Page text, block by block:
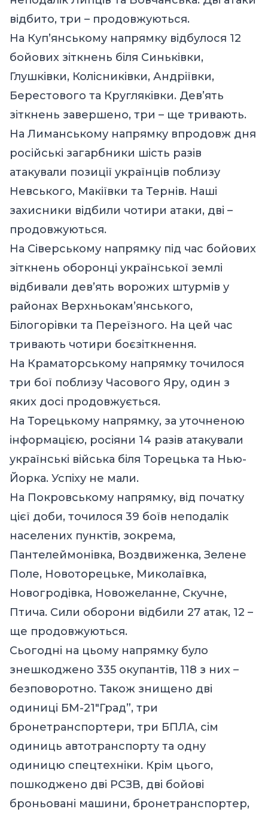
відбито, три – продовжуються.
На Куп’янському напрямку відбулося 12
бойових зіткнень біля Синьківки,
Глушківки, Колісниківки, Андріївки,
Берестового та Кругляківки. Дев’ять
зіткнень завершено, три – ще тривають.
На Лиманському напрямку впродовж дня
російські загарбники шість разів
атакували позиції українців поблизу
Невського, Макіївки та Тернів. Наші
захисники відбили чотири атаки, дві –
продовжуються.
На Сіверському напрямку під час бойових
зіткнень оборонці української землі
відбивали дев’ять ворожих штурмів у
районах Верхньокам’янського,
Білогорівки та Переїзного. На цей час
тривають чотири боєзіткнення.
На Краматорському напрямку точилося
три бої поблизу Часового Яру, один з
яких досі продовжується.
На Торецькому напрямку, за уточненою
інформацією, росіяни 14 разів атакували
українські війська біля Торецька та Нью-
Йорка. Успіху не мали.
На Покровському напрямку, від початку
цієї доби, точилося 39 боїв неподалік
населених пунктів, зокрема,
Пантелеймонівка, Воздвиженка, Зелене
Поле, Новоторецьке, Миколаївка,
Новогродівка, Новожеланне, Скучне,
Птича. Сили оборони відбили 27 атак, 12 –
ще продовжуються.
Сьогодні на цьому напрямку було
знешкоджено 335 окупантів, 118 з них –
безповоротно. Також знищено дві
одиниці БМ-21″Град”, три
бронетранспортери, три БПЛА, сім
одиниць автотранспорту та одну
одиницю спецтехніки. Крім цього,
пошкоджено дві РСЗВ, дві бойові
броньовані машини, бронетранспортер,